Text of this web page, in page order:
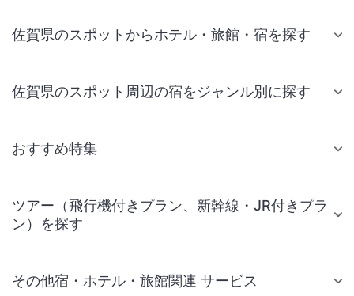
佐賀県のスポットからホテル・旅館・宿を探す
佐賀県のスポット周辺の宿をジャンル別に探す
おすすめ特集
ツアー（飛行機付きプラン、新幹線・JR付きプラ
ン）を探す
その他宿・ホテル・旅館関連 サービス